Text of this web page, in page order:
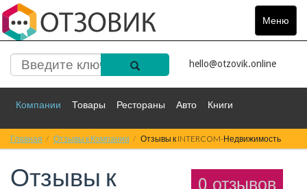
Меню
Toggle
hello@otzovik.online
Компании Товары Рестораны Авто Книги
Спорт Фильмы Деньги Путешествия
Красота Здоровье
Главная Отзывы к Компании Отзывы к INTERCOM-Недвижимость
0 отзывов
Отзывы к